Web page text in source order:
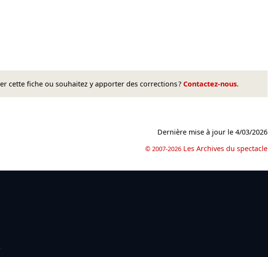
cette fiche ou souhaitez y apporter des corrections ? Contactez-nous.
Dernière mise à jour le4/03/2026
© 2007-2026 Les Archives du spectacle